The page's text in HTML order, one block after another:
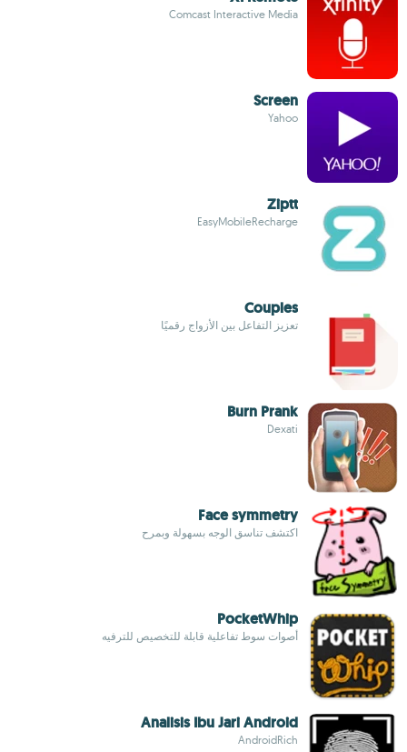
Comcast Interactive Media
Screen
Yahoo
Ziptt
EasyMobileRecharge
Couples
تعزيز التفاعل بين الأزواج رقميًا
Burn Prank
Dexati
Face symmetry
اكتشف تناسق الوجه بسهولة وبمرح
PocketWhip
أصوات سوط تفاعلية قابلة للتخصيص للترفيه
Analisis Ibu Jari Android
AndroidRich